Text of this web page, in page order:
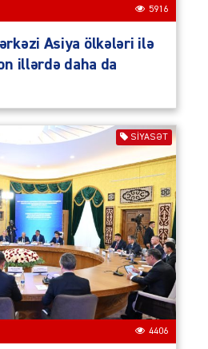
5916
Asiya ölkələri ilə
illərdə daha da
SIYASƏT
4406